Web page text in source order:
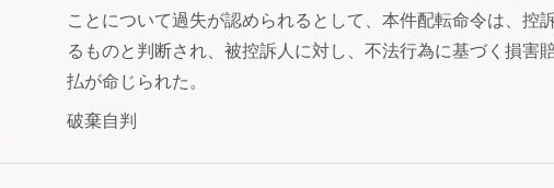
ことについて過失が認められるとして、本件配転命令は、控
るものと判断され、被控訴人に対し、不法行為に基づく損害
払が命じられた。
破棄自判